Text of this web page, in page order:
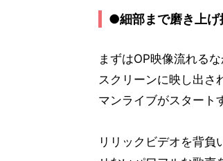
●細部まで磨き上げ
まずはOP映像流れる
スクリーンに映し出さ
マンライブがスタート
リリックビデオを背負